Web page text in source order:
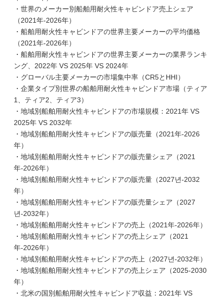
・世界のメーカー別船舶用耐火性キャビンドア売上シェア
（2021年-2026年）
・船舶用耐火性キャビンドアの世界主要メーカーの平均価格
（2021年-2026年）
・船舶用耐火性キャビンドアの世界主要メーカーの業界ランキ
ング、2022年 VS 2025年 VS 2024年
・グローバル主要メーカーの市場集中率（CR5とHHI）
・企業タイプ別世界の船舶用耐火性キャビンドア市場（ティア
1、ティア2、ティア3）
・地域別船舶用耐火性キャビンドアの市場規模：2021年 VS
2025年 VS 2032年
・地域別船舶用耐火性キャビンドアの販売量（2021年-2026
年）
・地域別船舶用耐火性キャビンドアの販売量シェア（2021
年-2026年）
・地域別船舶用耐火性キャビンドアの販売量（2027년-2032
年）
・地域別船舶用耐火性キャビンドアの販売量シェア（2027
년-2032年）
・地域別船舶用耐火性キャビンドアの売上（2021年-2026年）
・地域別船舶用耐火性キャビンドアの売上シェア（2021
年-2026年）
・地域別船舶用耐火性キャビンドアの売上（2027년-2032年）
・地域別船舶用耐火性キャビンドアの売上シェア（2025-2030
年）
・北米の国別船舶用耐火性キャビンドア収益：2021年 VS